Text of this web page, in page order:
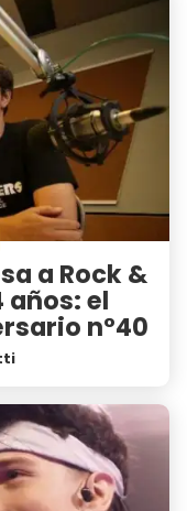
a Rock &
años: el
n°40